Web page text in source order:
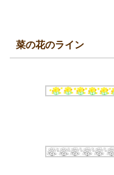
菜の花のライン